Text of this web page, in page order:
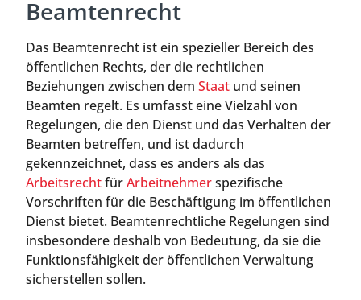
Beamtenrecht
Das Beamtenrecht ist ein spezieller Bereich des
öffentlichen Rechts, der die rechtlichen
Beziehungen zwischen dem Staat und seinen
Beamten regelt. Es umfasst eine Vielzahl von
Regelungen, die den Dienst und das Verhalten der
Beamten betreffen, und ist dadurch
gekennzeichnet, dass es anders als das
ArbeitsrechtfürArbeitnehmerspezifische
Vorschriften für die Beschäftigung im öffentlichen
Dienst bietet. Beamtenrechtliche Regelungen sind
insbesondere deshalb von Bedeutung, da sie die
Funktionsfähigkeit der öffentlichen Verwaltung
sicherstellen sollen.